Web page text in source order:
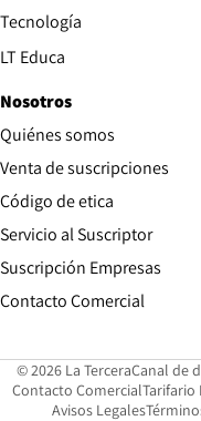
Tecnología
LT Educa
Nosotros
Quiénes somos
Venta de suscripciones
Código de etica Opens in
Servicio al Suscriptor
Suscripción Empresas
Contacto Comercial
© 2026 La TerceraCanal de
Contacto ComercialOpens
Tarifario
Avisos LegalesOpens